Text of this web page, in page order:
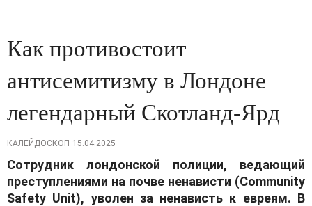
Как противостоит
антисемитизму в Лондоне
легендарный Скотланд-Ярд
КАЛЕЙДОСКОП 15.04.2025
Сотрудник лондонской полиции, ведающий
преступлениями на почве ненависти (Community
Safety Unit), уволен за ненависть к евреям. В